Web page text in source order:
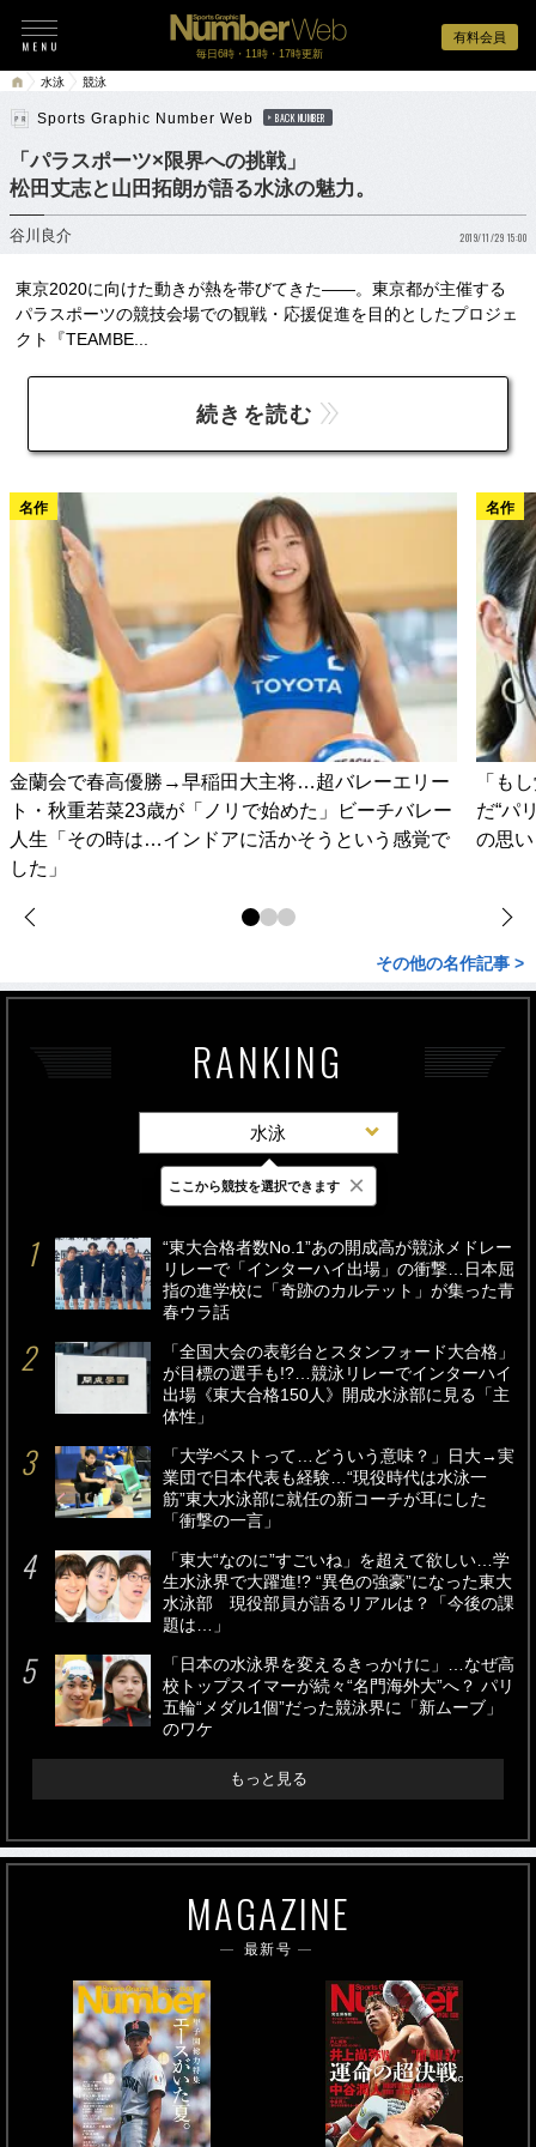
有料会員
毎日6時・11時・17時更新
水泳 競泳
Sports Graphic Number Web BACK NUMBER
「パラスポーツ×限界への挑戦」
松田丈志と山田拓朗が語る水泳の魅力。
谷川良介 2019/11/29 15:00
東京2020に向けた動きが熱を帯びてきた――。東京都が主催する
パラスポーツの競技会場での観戦・応援促進を目的としたプロジェ
クト『TEAMBE...
続きを読む
名作
金蘭会で春高優勝→早稲田大主将…超バレーエリー
ト・秋重若菜23歳が「ノリで始めた」ビーチバレー
人生「その時は…インドアに活かそうという感覚で
した」
名作
「も
だ“パ
の思
その他の名作記事 >
RANKING
水泳
最新 24時間 週間
“東大合格者数No.1”あの開成高が競泳メドレー
リレーで「インターハイ出場」の衝撃…日本屈
指の進学校に「奇跡のカルテット」が集った青
春ウラ話
「全国大会の表彰台とスタンフォード大合格」
が目標の選手も!?…競泳リレーでインターハイ
出場《東大合格150人》開成水泳部に見る「主
体性」
「大学ベストって…どういう意味？」日大→実
業団で日本代表も経験…“現役時代は水泳一
筋”東大水泳部に就任の新コーチが耳にした
「衝撃の一言」
「東大“なのに”すごいね」を超えて欲しい…学
生水泳界で大躍進!? “異色の強豪”になった東大
水泳部 現役部員が語るリアルは？「今後の課
題は…」
「日本の水泳界を変えるきっかけに」…なぜ高
校トップスイマーが続々“名門海外大”へ？ パリ
五輪“メダル1個”だった競泳界に「新ムーブ」
のワケ
もっと見る
MAGAZINE
最新号
ここから競技を選択できます ×